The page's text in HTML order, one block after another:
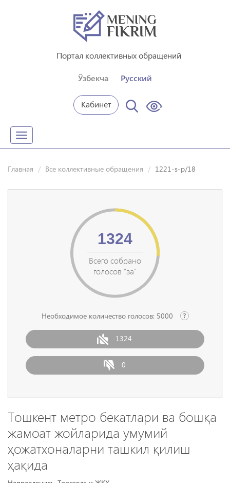
Портал коллективных обращений
Ўзбекча Русский
Кабинет
Toggle
navigation
Главная Все коллективные обращения 1221-s-p/18
Всего собрано
голосов "за"
1324
Необходимое количество голосов: 5000
1324
0
Тошкент метро бекатлари ва бошқа
жамоат жойларида умумий
ҳожатхоналарни ташкил қилиш
ҳақида